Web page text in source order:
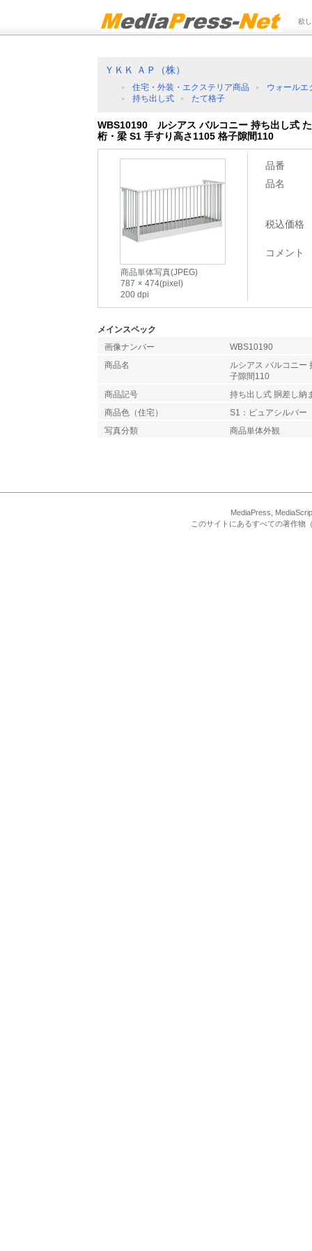
欲
ＹＫＫ ＡＰ（株）
住宅・外装・エクステリア商品
ウォールエ
持ち出し式
たて格子
WBS10190 ルシアス バルコニー 持ち出し式
桁・梁 S1 手すり高さ1105 格子隙間110
商品単体写真(JPEG)
787
474(pixel)
200 dpi
品番
品名
税込価格
コメント
メインスペック
画像ナンバー
WBS10190
商品名
ルシアス バルコニー
子隙間110
商品記号
持ち出し式 胴差し納
商品色（住宅）
S1：ピュアシルバー
写真分類
商品単体外観
MediaPress,
このサイトにあるすべての著作物